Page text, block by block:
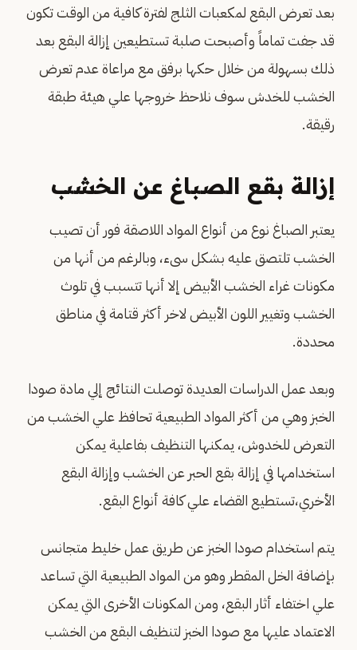
بعد تعرض البقع لمكعبات الثلج لفترة كافية من الوقت تكون
قد جفت تماماً وأصبحت صلبة تستطيعين إزالة البقع بعد
ذلك بسهولة من خلال حكها برفق مع مراعاة عدم تعرض
الخشب للخدش سوف نلاحظ خروجها علي هيئة طبقة
رقيقة.
إزالة بقع الصباغ عن الخشب
يعتبر الصباغ نوع من أنواع المواد اللاصقة فور أن تصيب
الخشب تلتصق عليه بشكل سىء، وبالرغم من أنها من
مكونات غراء الخشب الأبيض إلا أنها تتسبب في تلوث
الخشب وتغيير اللون الأبيض لاخر أكثر قتامة في مناطق
محددة.
وبعد عمل الدراسات العديدة توصلت النتائج إلي مادة صودا
الخبز وهي من أكثر المواد الطبيعية تحافظ علي الخشب من
التعرض للخدوش، يمكنها التنظيف بفاعلية يمكن
استخدامها في إزالة بقع الحبر عن الخشب وإزالة البقع
الأخري،تستطيع القضاء علي كافة أنواع البقع.
يتم استخدام صودا الخبز عن طريق عمل خليط متجانس
بإضافة الخل المقطر وهو من المواد الطبيعية التي تساعد
علي اختفاء أثار البقع، ومن المكونات الأخرى التي يمكن
الاعتماد عليها مع صودا الخبز لتنظيف البقع من الخشب